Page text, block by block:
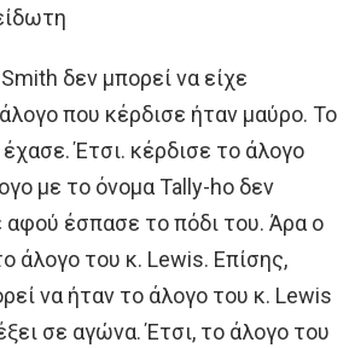
δεν μπορεί να είχε
που κέρδισε ήταν μαύρο. Το
Έτσι. κέρδισε το άλογο
με το όνομα Tally-ho δεν
αφού έσπασε το πόδι του. Άρα ο
άλογο του κ. Lewis. Επίσης,
να ήταν το άλογο του κ. Lewis
σε αγώνα. Έτσι, το άλογο του